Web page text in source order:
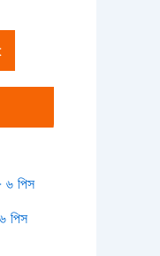
পিস